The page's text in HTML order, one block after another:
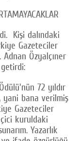
Kişi dalındaki
Gazeteciler
Özyalçıner
72 yıldır
yani bana verilmiş
Gazeteciler
kuruldaki
Yazarlık